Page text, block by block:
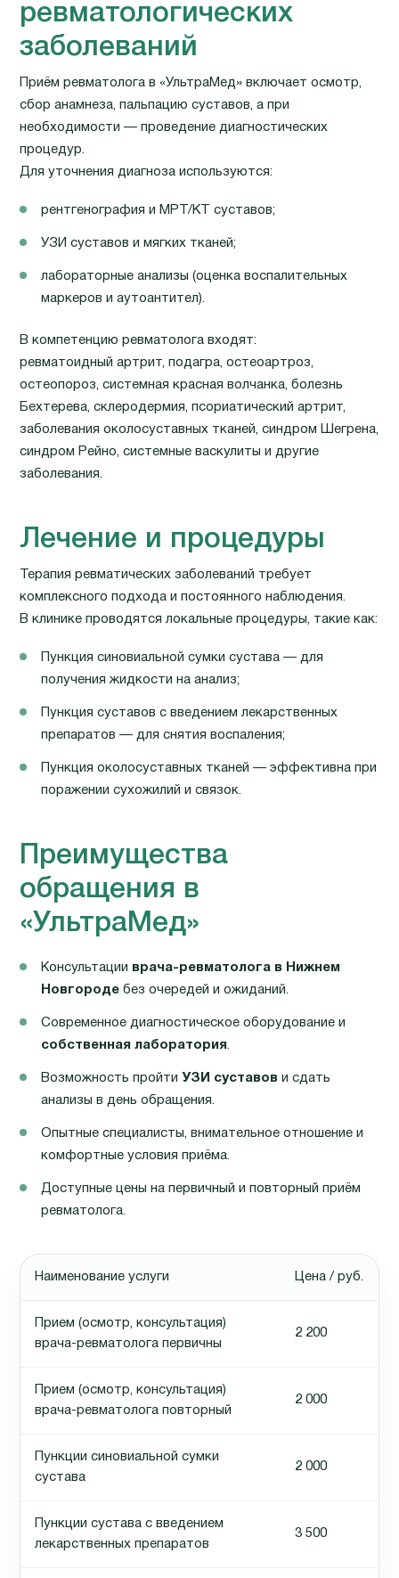
ревматологических
заболеваний
Приём ревматолога в «УльтраМед» включает осмотр,
сбор анамнеза, пальпацию суставов, а при
необходимости — проведение диагностических
процедур.
Для уточнения диагноза используются:
рентгенография и МРТ/КТ суставов;
УЗИ суставов и мягких тканей;
лабораторные анализы (оценка воспалительных
маркеров и аутоантител).
В компетенцию ревматолога входят:
ревматоидный артрит, подагра, остеоартроз,
остеопороз, системная красная волчанка, болезнь
Бехтерева, склеродермия, псориатический артрит,
заболевания околосуставных тканей, синдром Шегрена,
синдром Рейно, системные васкулиты и другие
заболевания.
Лечение и процедуры
Терапия ревматических заболеваний требует
комплексного подхода и постоянного наблюдения.
В клинике проводятся локальные процедуры, такие как:
Пункция синовиальной сумки сустава — для
получения жидкости на анализ;
Пункция суставов с введением лекарственных
препаратов — для снятия воспаления;
Пункция околосуставных тканей — эффективна при
поражении сухожилий и связок.
Преимущества
обращения в
«УльтраМед»
Консультации врача-ревматолога в Нижнем
Новгороде без очередей и ожиданий.
Современное диагностическое оборудование и
собственная лаборатория.
Возможность пройти УЗИ суставов и сдать
анализы в день обращения.
Опытные специалисты, внимательное отношение и
комфортные условия приёма.
Доступные цены на первичный и повторный приём
ревматолога.
Наименование услуги Цена / руб.
Прием (осмотр, консультация)
врача-ревматолога первичны
2 200
Прием (осмотр, консультация)
врача-ревматолога повторный
2 000
Пункции синовиальной сумки
сустава
2 000
Пункции сустава с введением
лекарственных препаратов
3 500